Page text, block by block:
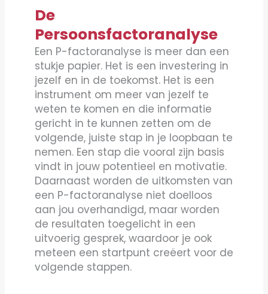
De
Persoonsfactoranalyse
Een P-factoranalyse is meer dan een
stukje papier. Het is een investering in
jezelf en in de toekomst. Het is een
instrument om meer van jezelf te
weten te komen en die informatie
gericht in te kunnen zetten om de
volgende, juiste stap in je loopbaan te
nemen. Een stap die vooral zijn basis
vindt in jouw potentieel en motivatie.
Daarnaast worden de uitkomsten van
een P-factoranalyse niet doelloos
aan jou overhandigd, maar worden
de resultaten toegelicht in een
uitvoerig gesprek, waardoor je ook
meteen een startpunt creëert voor de
volgende stappen.